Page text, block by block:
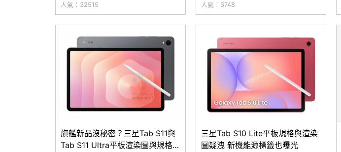
新版系統不僅帶來進化的 Now Bri
人氣：32515
釋出據稱為 SAMSUNG
人氣：6748
旗艦新品沒秘密？三星Tab S11與
Tab S11 Ultra平板渲染圖與規格疑
三星Tab S10 Lite平板規格與渲染
圖疑洩 新機能源標籤也曝光